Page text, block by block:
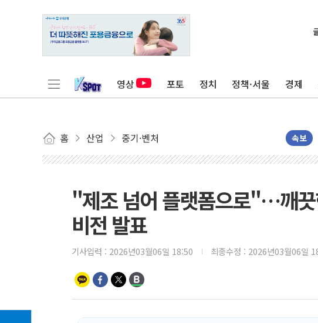
영상 포토 정치 정책·서울 경제
홈 산업 중기·벤처 속보
"제조 넘어 플랫폼으로"…깨
비전 발표
기사입력 : 2026년03월06일 18:50 최종수정 : 2026년03월06일